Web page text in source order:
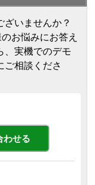
ざいませんか？
お悩みにお答え
、実機でのデモ
ご相談くださ
わせる